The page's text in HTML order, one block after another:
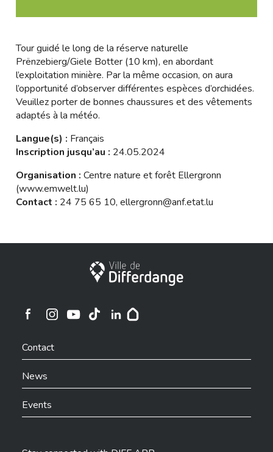
Tour guidé le long de la réserve naturelle
Prënzebierg/Giele Botter (10 km), en abordant
l’exploitation minière. Par la même occasion, on aura
l’opportunité d’observer différentes espèces d’orchidées.
Veuillez porter de bonnes chaussures et des vêtements
adaptés à la météo.
Langue(s) : Français
Inscription jusqu’au : 24.05.2024
Organisation : Centre nature et forêt Ellergronn
(www.emwelt.lu)
Contact : 24 75 65 10,ellergronn@anf.etat.lu
City of Differdange
Ville de Differdange sur Instagram
Contact
News
Events